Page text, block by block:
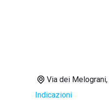
Via dei
Indicazioni